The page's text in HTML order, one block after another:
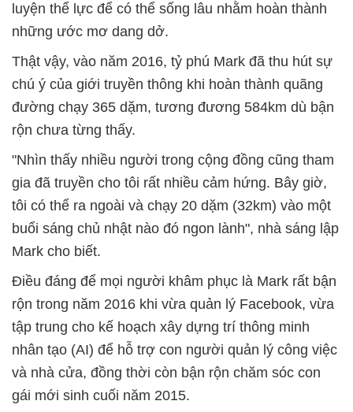
luyện thể lực để có thể sống lâu nhằm hoàn thành
những ước mơ dang dở.
Thật vậy, vào năm 2016, tỷ phú Mark đã thu hút sự
chú ý của giới truyền thông khi hoàn thành quãng
đường chạy 365 dặm, tương đương 584km dù bận
rộn chưa từng thấy.
"Nhìn thấy nhiều người trong cộng đồng cũng tham
gia đã truyền cho tôi rất nhiều cảm hứng. Bây giờ,
tôi có thể ra ngoài và chạy 20 dặm (32km) vào một
buổi sáng chủ nhật nào đó ngon lành", nhà sáng lập
Mark cho biết.
Điều đáng để mọi người khâm phục là Mark rất bận
rộn trong năm 2016 khi vừa quản lý Facebook, vừa
tập trung cho kế hoạch xây dựng trí thông minh
nhân tạo (AI) để hỗ trợ con người quản lý công việc
và nhà cửa, đồng thời còn bận rộn chăm sóc con
gái mới sinh cuối năm 2015.